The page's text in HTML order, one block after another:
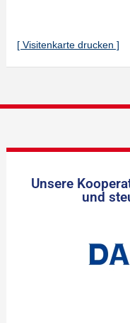
[ Visitenkarte drucken ]
Unsere
und